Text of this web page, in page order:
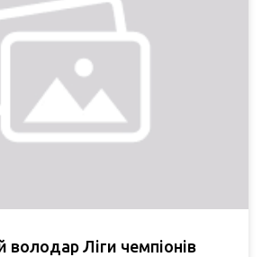
володар Ліги чемпіонів